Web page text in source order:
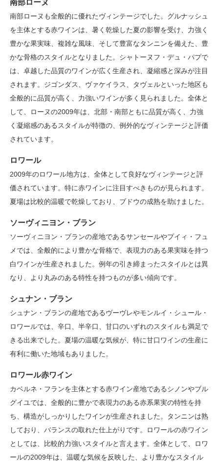
南部ローヌ
南部ローヌも全般的に優れたヴィンテージでした。グルナッシュ
を主体とする赤ワインは、暑く乾燥した夏の影響を受け、力強く
豊かな果実味、複雑な風味、そして豊富なタンニンを備えた、豊
かな骨格のスタイルとなりました。シャトーヌフ・デュ・パプで
は、卓越した品質のワインが広く生産され、凝縮感と深みが注目
されます。ジゴンダス、ヴァケイラス、タヴェルといった地区も
全般的に品質が高く、力強いワインが多く見られました。全体と
して、ローヌの2009年は、北部・南部ともに品質が高く、力強
く凝縮感のあるスタイルが特徴の、例外的なヴィンテージと評価
されています。
ロワール
2009年のロワール地方は、全体として良好なヴィンテージと評
価されています。特に赤ワインに注目すべきものが見られます。
夏場は比較的温暖で乾燥しており、ブドウの成熟を助けました。
ソーヴィニヨン・ブラン
ソーヴィニヨン・ブランの産地であるサンセールやプイィ・フュ
メでは、全般的により豊かな骨格で、表現力のある果実味を持つ
白ワインが生産されました。例年の引き締まったスタイルとは異
なり、より丸みのある特性を持つものが多い傾向です。
シュナン・ブラン
シュナン・ブランの産地であるヴーヴレやモンルイ・シュール・
ロワールでは、辛口、半辛口、甘口のいずれのスタイルも満足で
きる出来でした。夏場の温暖な気候が、特に甘口ワインの生産に
有利に働いた地域もありました。
ロワール赤ワイン
カベルネ・フランを主体とする赤ワイン産地であるシノンやブル
グイユでは、全般的に豊かで表現力のある赤系果実の特性を持
ち、構造がしっかりしたワインが生産されました。タンニンは熟
しており、バランスの取れた仕上がりです。ロワールの赤ワイン
としては、比較的力強いスタイルと言えます。全体として、ロワ
ールの2009年は、温暖な気候を反映した、より豊かなスタイル